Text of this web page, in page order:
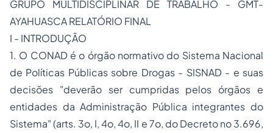
GRUPO MULTIDISCIPLINAR DE TRABALHO - GMT-
AYAHUASCA RELATÓRIO FINAL
I - INTRODUÇÃO
1. O CONAD é o órgão normativo do Sistema Nacional
de Políticas Públicas sobre Drogas - SISNAD - e suas
decisões "deverão ser cumpridas pelos órgãos e
entidades da Administração Pública integrantes do
Sistema" (arts. 3o, I, 4o, 4o, II e 7o, do Decreto no 3.696,